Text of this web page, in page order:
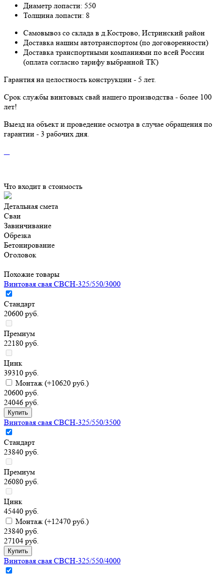
Диаметр лопасти: 550
Толщина лопасти: 8
Самовывоз со склада в д.Кострово, Истринский район
Доставка нашим автотранспортом (по договоренности)
Доставка транспортными компаниями по всей России
(оплата согласно тарифу выбранной ТК)
Гарантия на целостность конструкции - 5 лет.
Срок службы винтовых свай нашего производства - более 100
лет!
Выезд на объект и проведение осмотра в случае обращения по
гарантии - 3 рабочих дня.
Что входит в стоимость
Детальная смета
Сваи
Завинчивание
Обрезка
Бетонирование
Оголовок
Похожие товары
Винтовая свая СВСН-325/550/3000
Стандарт
20600 руб.
Премиум
22180 руб.
Цинк
39310 руб.
Монтаж (+10620 руб.)
20600 руб.
24046 руб.
Винтовая свая СВСН-325/550/3500
Стандарт
23840 руб.
Премиум
26080 руб.
Цинк
45440 руб.
Монтаж (+12470 руб.)
23840 руб.
27104 руб.
Винтовая свая СВСН-325/550/4000